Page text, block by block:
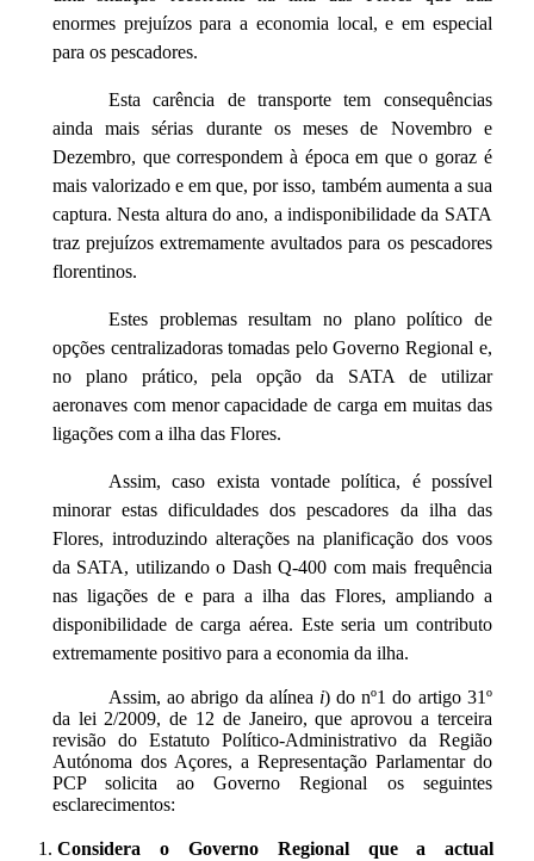
enormes prejuízos para a economia local, e em especial
para os pescadores.
Esta carência de transporte tem consequências
ainda mais sérias durante os meses de Novembro e
Dezembro, que correspondem à época em que o goraz é
mais valorizado e em que, por isso, também aumenta a sua
captura. Nesta altura do ano, a indisponibilidade da SATA
traz prejuízos extremamente avultados para os pescadores
florentinos.
Estes problemas resultam no plano político de
opções centralizadoras tomadas pelo Governo Regional e,
no plano prático, pela opção da SATA de utilizar
aeronaves com menor capacidade de carga em muitas das
ligações com a ilha das Flores.
Assim, caso exista vontade política, é possível
minorar estas dificuldades dos pescadores da ilha das
Flores, introduzindo alterações na planificação dos voos
da SATA, utilizando o Dash Q-400 com mais frequência
nas ligações de e para a ilha das Flores, ampliando a
disponibilidade de carga aérea. Este seria um contributo
extremamente positivo para a economia da ilha.
Assim, ao abrigo da alínea i) do nº1 do artigo 31º
da lei 2/2009, de 12 de Janeiro, que aprovou a terceira
revisão do Estatuto Político-Administrativo da Região
Autónoma dos Açores, a Representação Parlamentar do
PCP solicita ao Governo Regional os seguintes
esclarecimentos:
Considera o Governo Regional que a actual